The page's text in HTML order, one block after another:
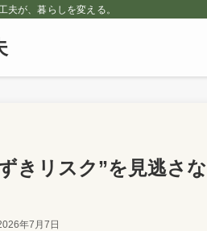
が、暮らしを変える。
きリスク”を見逃さ
年7月7日